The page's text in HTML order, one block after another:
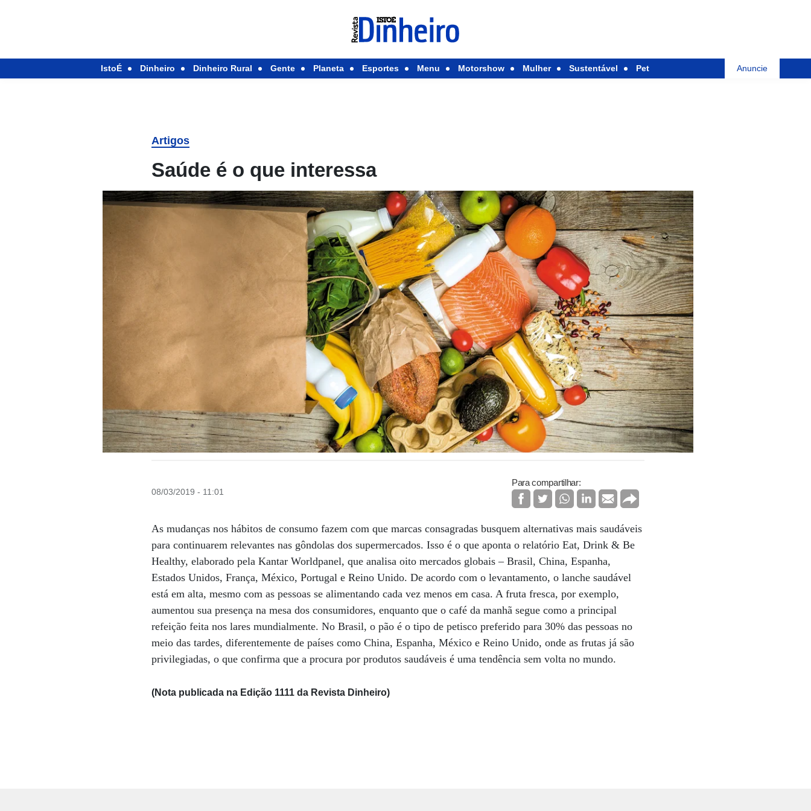
IstoÉ Dinheiro Dinheiro Rural Gente Planeta Esportes Menu Motorshow Mulher Sustentável Pet Anuncie
Artigos
Saúde é o que interessa
08/03/2019 - 11:01
Para compartilhar:
As mudanças nos hábitos de consumo fazem com que marcas consagradas busquem alternativas mais saudáveis
para continuarem relevantes nas gôndolas dos supermercados. Isso é o que aponta o relatório Eat, Drink & Be
Healthy, elaborado pela Kantar Worldpanel, que analisa oito mercados globais – Brasil, China, Espanha,
Estados Unidos, França, México, Portugal e Reino Unido. De acordo com o levantamento, o lanche saudável
está em alta, mesmo com as pessoas se alimentando cada vez menos em casa. A fruta fresca, por exemplo,
aumentou sua presença na mesa dos consumidores, enquanto que o café da manhã segue como a principal
refeição feita nos lares mundialmente. No Brasil, o pão é o tipo de petisco preferido para 30% das pessoas no
meio das tardes, diferentemente de países como China, Espanha, México e Reino Unido, onde as frutas já são
privilegiadas, o que confirma que a procura por produtos saudáveis é uma tendência sem volta no mundo.
(Nota publicada na Edição 1111 da Revista Dinheiro)